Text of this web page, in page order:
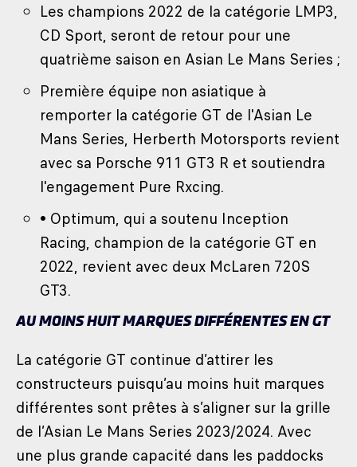
Les champions 2022 de la catégorie LMP3,
CD Sport, seront de retour pour une
quatrième saison en Asian Le Mans Series ;
Première équipe non asiatique à
remporter la catégorie GT de l'Asian Le
Mans Series, Herberth Motorsports revient
avec sa Porsche 911 GT3 R et soutiendra
l'engagement Pure Rxcing.
• Optimum, qui a soutenu Inception
Racing, champion de la catégorie GT en
2022, revient avec deux McLaren 720S
GT3.
AU MOINS HUIT MARQUES DIFFÉRENTES EN GT
La catégorie GT continue d’attirer les
constructeurs puisqu’au moins huit marques
différentes sont prêtes à s’aligner sur la grille
de l’Asian Le Mans Series 2023/2024. Avec
une plus grande capacité dans les paddocks